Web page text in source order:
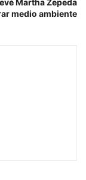
Martha Zepeda
medio ambiente